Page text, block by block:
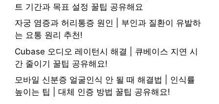
트 기간과 목표 설정 꿀팁 공유해요
자궁 염증과 허리통증 원인 | 부인과 질환이 유발하
는 요통 원리 추천!
Cubase 오디오 레이턴시 해결 | 큐베이스 지연 시
간 줄이기 꿀팁 공유해요!
모바일 신분증 얼굴인식 안 될 때 해결법 | 인식률
높이는 팁 | 대체 인증 방법 꿀팁 공유해요!